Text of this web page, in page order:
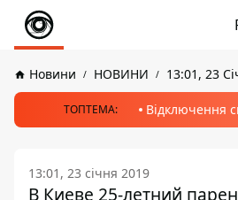
Новини НОВИНИ 13:01, 23
ТОПТЕМА: Відключення
13:01, 23 січня 2019
В Киеве 25-летний